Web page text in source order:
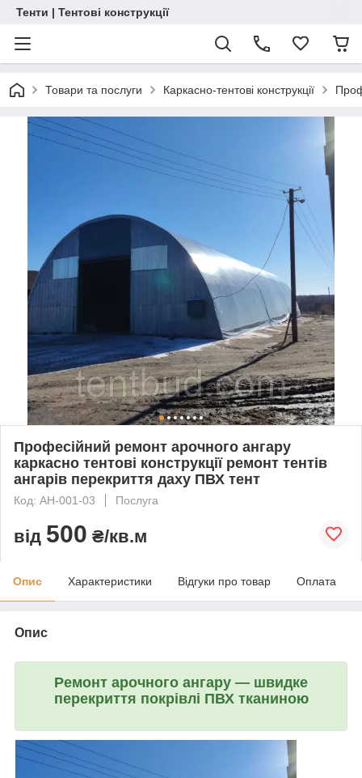
Тенти | Тентові конструкції
Товари та послуги Каркасно-тентові конструкції
Професійний ремонт арочного ангару
каркасно тентові конструкції ремонт тентів
ангарів перекриття даху ПВХ тент
Код: АН-001-03 Послуга
від 500 ₴/кв.м
Опис Характеристики Відгуки про товар Оплата
Опис
Ремонт арочного ангару — швидке
перекриття покрівлі ПВХ тканиною